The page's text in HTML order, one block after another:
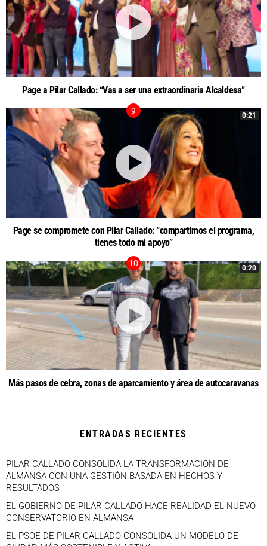
Page a Pilar Callado: “Vas a ser una extraordinaria Alcaldesa”
0:21
Page se compromete con Pilar Callado: “compartimos el programa,
tienes todo mi apoyo”
0:20
Más pasos de cebra, zonas de aparcamiento y área de autocaravanas
ENTRADAS RECIENTES
PILAR CALLADO CONSOLIDA LA TRANSFORMACIÓN DE
ALMANSA CON UNA GESTIÓN BASADA EN HECHOS Y
RESULTADOS
EL GOBIERNO DE PILAR CALLADO HACE REALIDAD EL NUEVO
CONSERVATORIO EN ALMANSA
EL PSOE DE PILAR CALLADO CONSOLIDA UN MODELO DE